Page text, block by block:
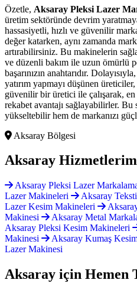
Özetle, Aksaray Pleksi Lazer
üretim sektöründe devrim
hassasiyetli, hızlı ve güvenilir
değer katarken, aynı zamanda
artırabilirsiniz. Bu makinelerin
ve düzenli bakım ile uzun ömürlü
başarınızın anahtarıdır.
yatırım yapmayı düşünen
güvenilir bir üretici ile çalışarak,
rekabet avantajı sağlayabilirler.
yükseltebilir hem de markanızı
Aksaray Bölgesi
Aksaray
Aksaray Pleksi Lazer
Lazer Makineleri
Aksaray
Lazer Kesim Makineleri
Makinesi
Aksaray Metal
Aksaray Pleksi Kesim Makineleri
Makinesi
Aksaray Kumaş
Lazer Makinesi
Aksaray için Hemen